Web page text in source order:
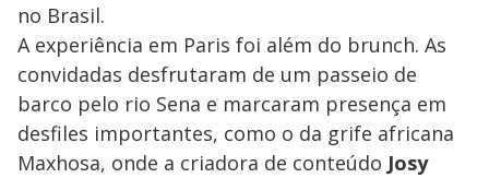
no Brasil.
A experiência em Paris foi além do brunch. As
convidadas desfrutaram de um passeio de
barco pelo rio Sena e marcaram presença em
desfiles importantes, como o da grife africana
Maxhosa, onde a criadora de conteúdo Josy